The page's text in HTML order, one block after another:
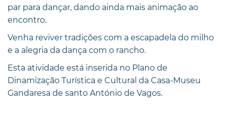
par para dançar, dando ainda mais animação ao
encontro.
Venha reviver tradições com a escapadela do milho
e a alegria da dança com o rancho.
Esta atividade está inserida no Plano de
Dinamização Turística e Cultural da Casa-Museu
Gandaresa de santo António de Vagos.